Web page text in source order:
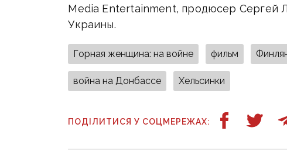
Media Entertainment, продюсер Сергей
Украины.
Горная женщина: на войне фильм
война на Донбассе Хельсинки
ПОДІЛИТИСЯ У СОЦМЕРЕЖАХ: